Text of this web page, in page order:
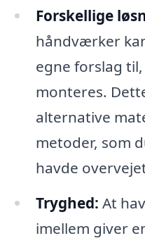
Forskellige
håndværker
egne forslag
monteres.
alternative
metoder, som
havde
Tryghed: At
imellem giver